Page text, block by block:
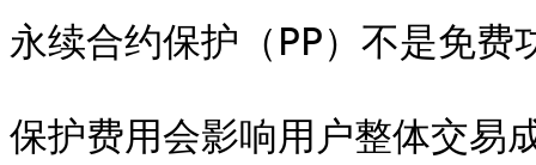
永续合约保护（PP）不是免费
保护费用会影响用户整体交易